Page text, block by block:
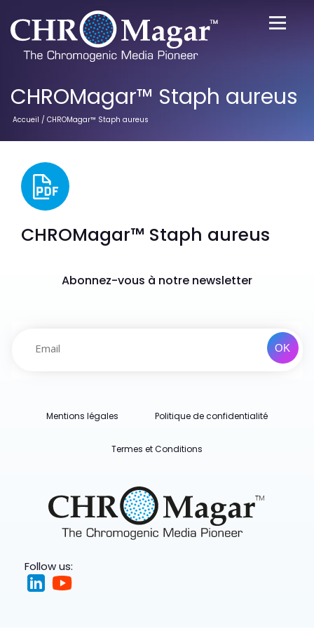
CHROMagar™ Staph aureus
Accueil / CHROMagar™ Staph aureus
CHROMagar™ Staph aureus
Abonnez-vous à notre newsletter
Mentions légales Politique de confidentialité
Termes et Conditions
Follow us: